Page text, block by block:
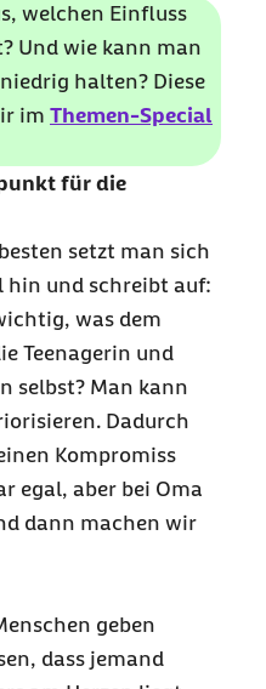
welchen Einfluss
Und wie kann man
halten? Diese
im Themen-Special
für die
setzt man sich
hin und schreibt auf:
was dem
Teenagerin und
selbst? Man kann
Dadurch
Kompromiss
egal, aber bei Oma
dann machen wir
geben
dass jemand